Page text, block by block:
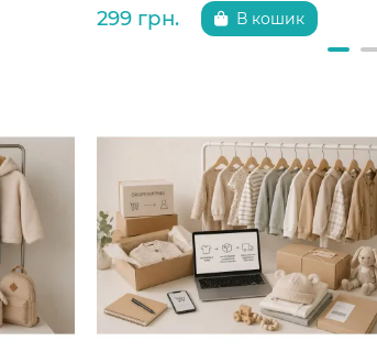
299 грн. В кошик